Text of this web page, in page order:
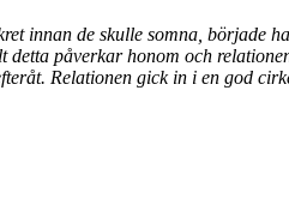
innan de skulle somna, började
detta påverkar honom och
Relationen gick in i en god